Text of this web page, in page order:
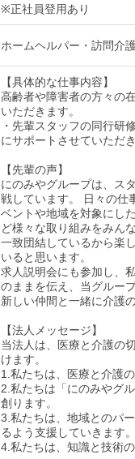
※正社員登用あり
ホームヘルパー・訪問介
【具体的な仕事内容】
高齢者や障害者の方々の
いただきます。
・先輩スタッフの同行研
にサポートさせていただき
【先輩の声】
にのみやグループは、ス
戦しています。 日々の仕
ベントや地域を対象にし
ど様々な取り組みをみん
一致団結しているから楽
いると思います。
求人説明会にも参加し、
のままを伝え、当グルー
新しい仲間と一緒に介護
【法人メッセージ】
当法人は、医療と介護の
けます。
1.私たちは、医療と介護
2.私たちは「にのみやグ
創ります。
3.私たちは、地域とのパ
るよう支援していきます。
4.私たちは、知識と技術